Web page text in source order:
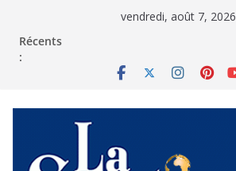
vendredi, août 7, 2026
Récents
: